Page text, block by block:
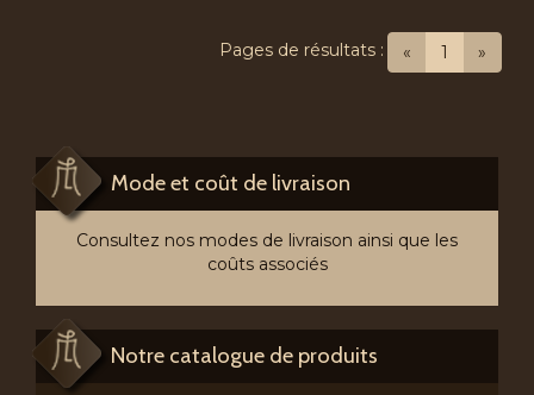
« 1 (current)
»
Pages de résultats :
Mode et coût de livraison
Consultez nos modes de livraison ainsi que les
coûts associés
Notre catalogue de produits